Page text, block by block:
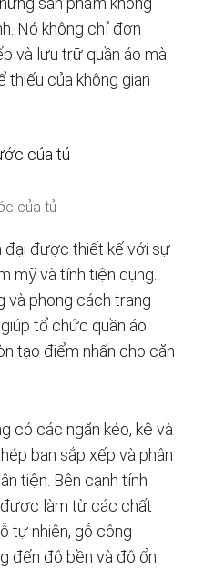
Nó không chỉ đơn
và lưu trữ quần áo mà
thiếu của không gian
của tủ
đại được thiết kế với sự
mỹ và tính tiện dụng.
và phong cách trang
tổ chức quần áo
tạo điểm nhấn cho căn
có các ngăn kéo, kệ và
bạn sắp xếp và phân
tiện. Bên cạnh tính
làm từ các chất
tự nhiên, gỗ công
đến độ bền và độ ổn